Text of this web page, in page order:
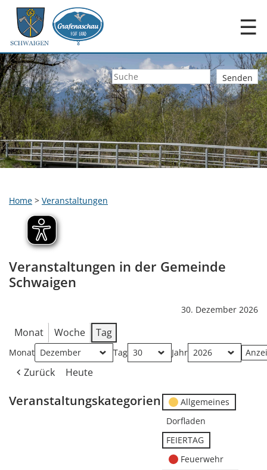
☰
Home > Veranstaltungen
Veranstaltungen in der Gemeinde
Schwaigen
30. Dezember 2026
Monat Woche Tag
Monat Tag Jahr
Zurück Heute
Veranstaltungskategorien
Allgemeines
Dorfladen
FEIERTAG
Feuerwehr